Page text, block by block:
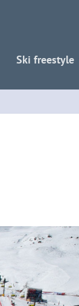
Ski freestyle